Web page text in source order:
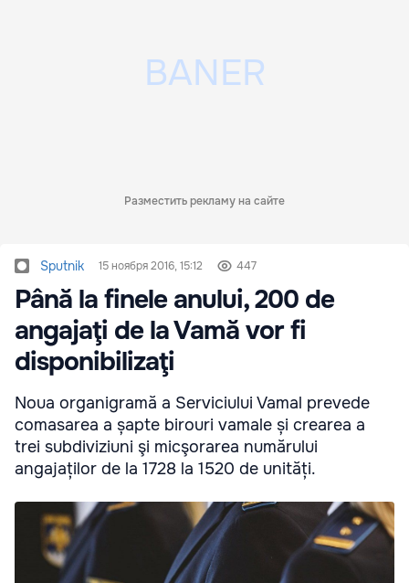
Разместить рекламу на сайте
Sputnik 15 ноября 2016, 15:12 447
Până la finele anului, 200 de
angajaţi de la Vamă vor fi
disponibilizaţi
Noua organigramă a Serviciului Vamal prevede
comasarea a șapte birouri vamale și crearea a
trei subdiviziuni şi micşorarea numărului
angajaților de la 1728 la 1520 de unități.